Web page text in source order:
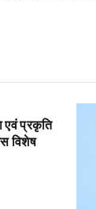
एवं प्रकृति
विशेष